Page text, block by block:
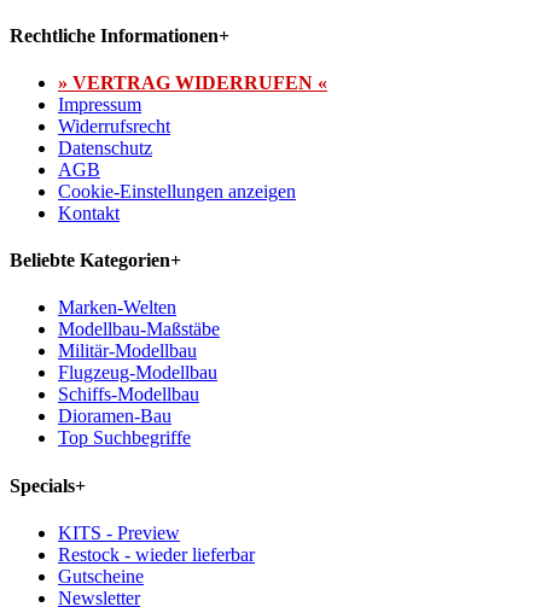
Rechtliche Informationen+
» VERTRAG WIDERRUFEN «
Impressum
Widerrufsrecht
Datenschutz
AGB
Cookie-Einstellungen anzeigen
Kontakt
Beliebte Kategorien+
Marken-Welten
Modellbau-Maßstäbe
Militär-Modellbau
Flugzeug-Modellbau
Schiffs-Modellbau
Dioramen-Bau
Top Suchbegriffe
Specials+
KITS - Preview
Restock - wieder lieferbar
Gutscheine
Newsletter